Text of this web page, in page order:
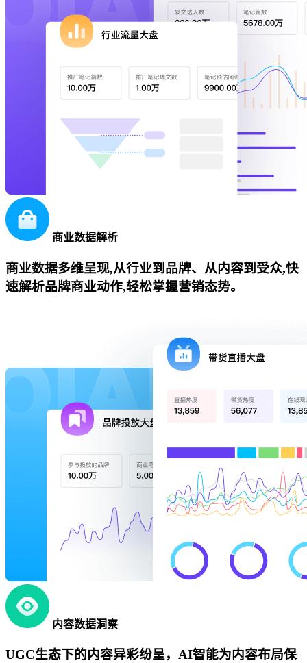
商业数据解析
商业数据多维呈现,从行业到品牌、从内容到受众,快
速解析品牌商业动作,轻松掌握营销态势。
内容数据洞察
UGC生态下的内容异彩纷呈，AI智能为内容布局保